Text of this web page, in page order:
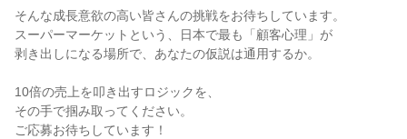
そんな成長意欲の高い皆さんの挑戦をお待ちしています。
スーパーマーケットという、日本で最も「顧客心理」が
剥き出しになる場所で、あなたの仮説は通用するか。
10倍の売上を叩き出すロジックを、
その手で掴み取ってください。
ご応募お待ちしています！